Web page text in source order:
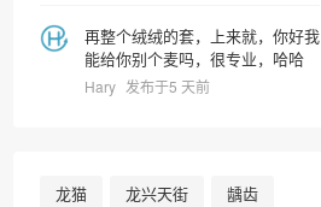
再整个绒绒的套，上来就，你好我
能给你别个麦吗，很专业，哈哈
Hary 发布于5 天前
龙猫 龙兴天街
龋齿